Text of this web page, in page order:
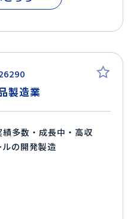
製造業
績多数・成長中・高収
の開発製造